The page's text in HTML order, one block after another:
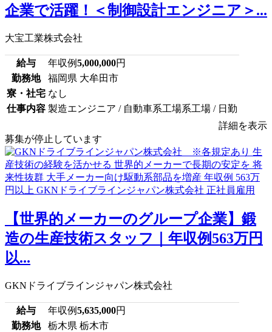
企業で活躍！＜制御設計エンジニア＞...
大宝工業株式会社
給与 年収例5,000,000円
勤務地
福岡県 大牟田市
寮・社宅 なし
仕事内容 製造エンジニア / 自動車系工場系工場 / 日勤
詳細を表示
募集が停止しています
【世界的メーカーのグループ企業】鍛
造の生産技術スタッフ｜年収例563万円
以...
GKNドライブラインジャパン株式会社
給与 年収例5,635,000円
勤務地
栃木県 栃木市